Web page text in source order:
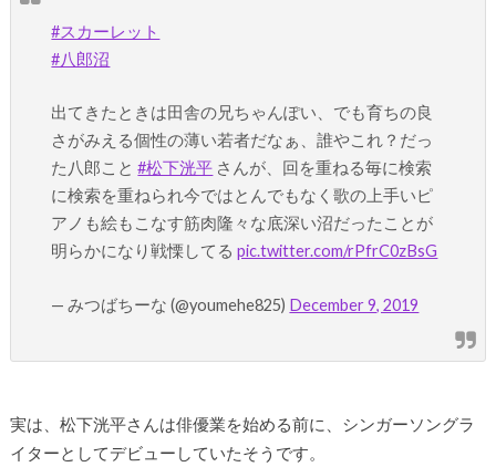
#スカーレット
#八郎沼
出てきたときは田舎の兄ちゃんぽい、でも育ちの良
さがみえる個性の薄い若者だなぁ、誰やこれ？だっ
た八郎こと#松下洸平 さんが、回を重ねる毎に検索
に検索を重ねられ今ではとんでもなく歌の上手いピ
アノも絵もこなす筋肉隆々な底深い沼だったことが
明らかになり戦慄してるpic.twitter.com/rPfrC0zBsG
— みつばちーな (@youmehe825) December 9, 2019
実は、松下洸平さんは俳優業を始める前に、シンガーソングラ
イターとしてデビューしていたそうです。